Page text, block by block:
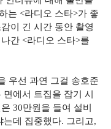
는 <라디오 스타>가 좋
이 긴 시간 동안 촬영
간 <라디오 스타>를
우선 과연 그걸 송호준
에서 트집을 잡기 시
30만원을 들여 설비
데 집중했다. 그리고,